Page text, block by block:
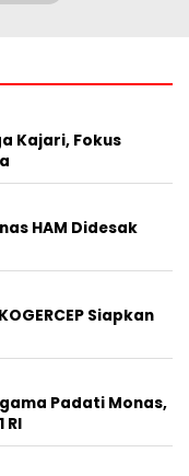
Kajari, Fokus
HAM Didesak
Siapkan
Padati Monas,
RI